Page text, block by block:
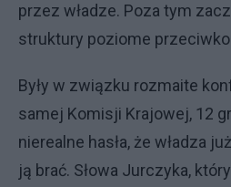
przez władze. Poza tym
struktury poziome przeciwko
Były w związku rozmaite
samej Komisji Krajowej, 12
nierealne hasła, że władza
ją brać. Słowa Jurczyka,